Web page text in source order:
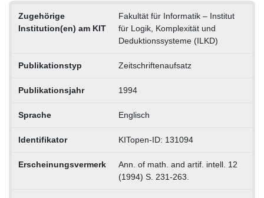
Zugehörige
Institution(en) am KIT
Fakultät für Informatik – Institut
für Logik, Komplexität und
Deduktionssysteme (ILKD)
Publikationstyp Zeitschriftenaufsatz
Publikationsjahr 1994
Sprache Englisch
Identifikator KITopen-ID: 131094
Erscheinungsvermerk
Ann. of math. and artif. intell. 12
(1994) S. 231-263.